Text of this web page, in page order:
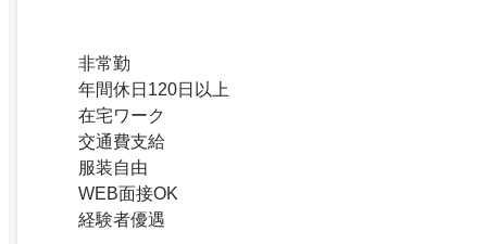
非常勤
年間休日120日以上
在宅ワーク
交通費支給
服装自由
WEB面接OK
経験者優遇